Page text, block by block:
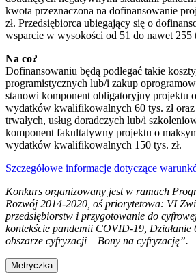
kwota przeznaczona na dofinansowanie
zł. Przedsiębiorca ubiegający się o
wsparcie w wysokości od 51 do nawet 255
Na co?
Dofinansowaniu będą podlegać takie
programistycznych lub/i zakup
stanowi komponent obligatoryjny projektu
wydatków kwalifikowalnych 60 tys. zł
trwałych, usług doradczych lub/i
komponent fakultatywny projektu o
wydatków kwalifikowalnych 150 tys. zł.
Szczegółowe informacje dotyczące
Konkurs organizowany jest w ramach
Rozwój 2014-2020, oś priorytetowa: VI
przedsiębiorstw i przygotowanie do
kontekście pandemii COVID-19, Działanie
obszarze cyfryzacji – Bony na cyfryzację”.
Metryczka